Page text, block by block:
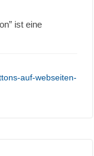
ist eine
auf-webseiten-